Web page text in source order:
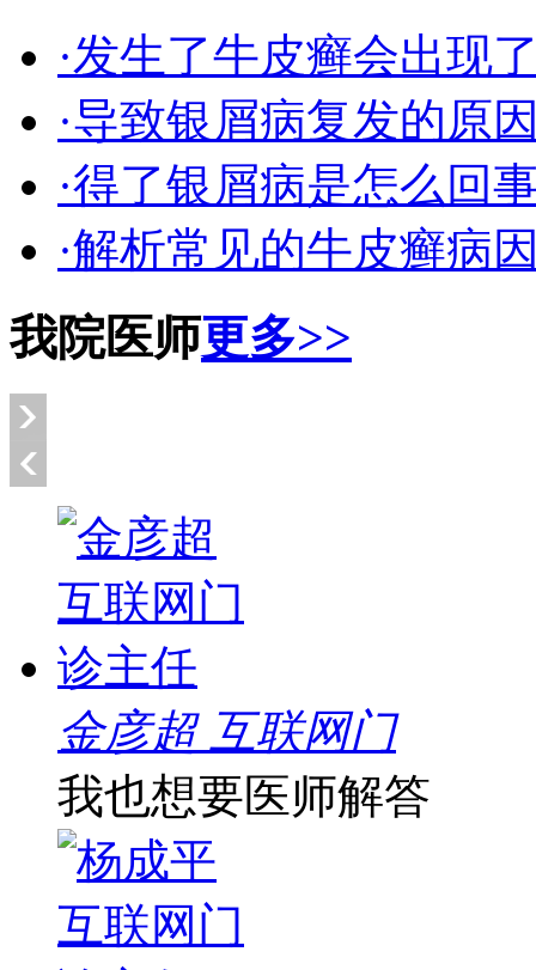
·发生了牛皮癣会出现
·导致银屑病复发的原
·得了银屑病是怎么回
·解析常见的牛皮癣病
我院医师更多>>
金彦超 互联网门
我也想要医师解答